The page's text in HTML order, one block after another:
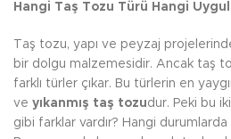
Hangi Taş Tozu Türü Hangi
Taş tozu, yapı ve peyzaj
bir dolgu malzemesidir. Ancak taş
farklı türler çıkar. Bu türlerin en
ve yıkanmış taş tozudur. Peki bu
gibi farklar vardır? Hangi